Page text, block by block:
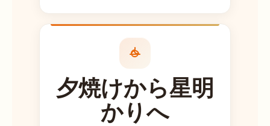
が見逃したのは
たが、もしこれ
らが欲しいな
ら、午後5時30
夕焼けから星明
かりへ